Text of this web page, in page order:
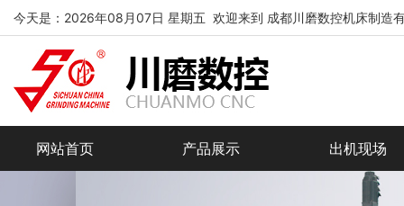
今天是：2026年08月07日 星期五 欢迎来到 成都川磨数控机床制造
网站首页 产品展示 出机现场